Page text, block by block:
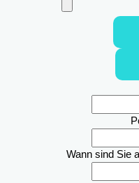
Wann sind Sie